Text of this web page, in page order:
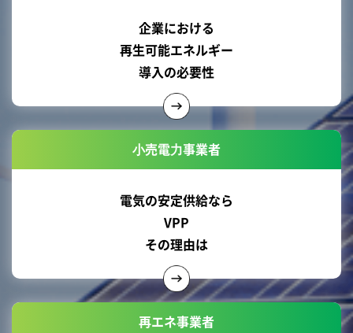
企業における
再生可能エネルギー
導入の必要性
⼩売電⼒事業者
電気の安定供給なら
VPP
その理由は
再エネ事業者